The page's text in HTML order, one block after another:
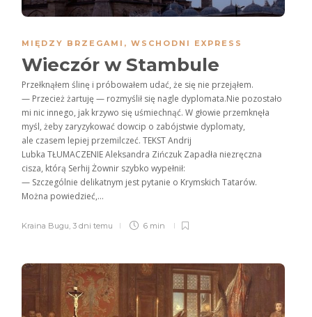
MIĘDZY BRZEGAMI , WSCHODNI EXPRESS
Wieczór w Stambule
Przełknąłem ślinę i próbowałem udać, że się nie przejąłem.
— Przecież żartuję — rozmyślił się nagle dyplomata.Nie pozostało
mi nic innego, jak krzywo się uśmiechnąć. W głowie przemknęła
myśl, żeby zaryzykować dowcip o zabójstwie dyplomaty,
ale czasem lepiej przemilczeć. TEKST Andrij
Lubka TŁUMACZENIE Aleksandra Zińczuk Zapadła niezręczna
cisza, którą Serhij Żownir szybko wypełnił:
— Szczególnie delikatnym jest pytanie o Krymskich Tatarów.
Można powiedzieć,...
Kraina Bugu 3 dni temu 6 min